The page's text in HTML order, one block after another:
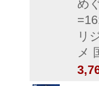
め
リ
メ